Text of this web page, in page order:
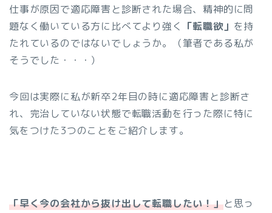
仕事が原因で適応障害と診断された場合、精神的に問
題なく働いている方に比べてより強く 「転職欲」 を持
たれているのではないでしょうか。（筆者である私が
そうでした・・・）
今回は実際に私が新卒2年目の時に適応障害と診断さ
れ、完治していない状態で転職活動を行った際に特に
気をつけた3つのことをご紹介します。
「早く今の会社から抜け出して転職したい！」と思っ